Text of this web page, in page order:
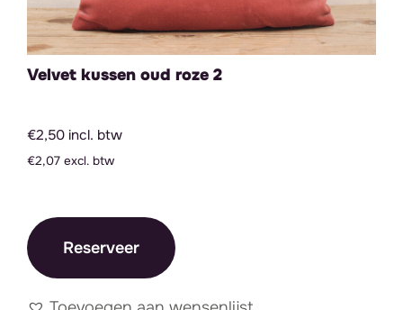
Velvet kussen oud roze 2
€2,50 incl. btw
€2,07 excl. btw
Reserveer